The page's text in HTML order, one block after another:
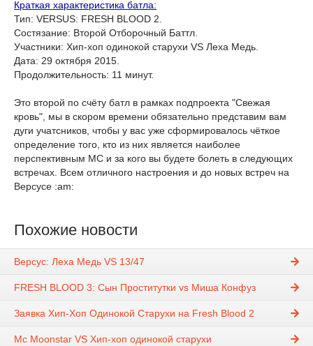
Краткая характеристика батла:
Тип: VERSUS: FRESH BLOOD 2.
Состязание: Второй Отборочный Баттл.
Участники: Хип-хоп одинокой старухи VS Леха Медь.
Дата: 29 октября 2015.
Продолжительность: 11 минут.
Это второй по счёту батл в рамках подпроекта "Свежая
кровь", мы в скором времени обязательно представим вам
дуги учатсников, чтобы у вас уже сформировалось чёткое
определение того, кто из них является наиболее
перспективным МС и за кого вы будете болеть в следующих
встречах. Всем отличного настроения и до новых встреч на
Версусе :am:
Похожие новости
Версус: Леха Медь VS 13/47
FRESH BLOOD 3: Сын Проститутки vs Миша Конфуз
Заявка Хип-Хоп Одинокой Старухи на Fresh Blood 2
Mc Moonstar VS Хип-хоп одинокой старухи